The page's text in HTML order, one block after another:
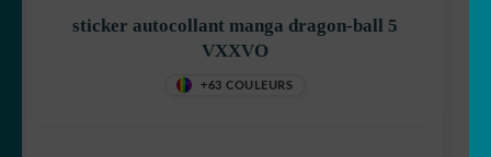
sticker autocollant manga dragon-ball 5
VXXVO
+63 COULEURS